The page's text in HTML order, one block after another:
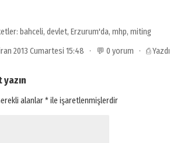
bahceli, devlet, Erzurum'da, mhp, miting
2013 Cumartesi 15:48 · 💬 0 yorum · ⎙
yazın
alanlar*ile işaretlenmişlerdir